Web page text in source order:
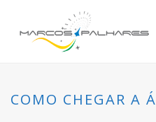
COMO CHEGAR A